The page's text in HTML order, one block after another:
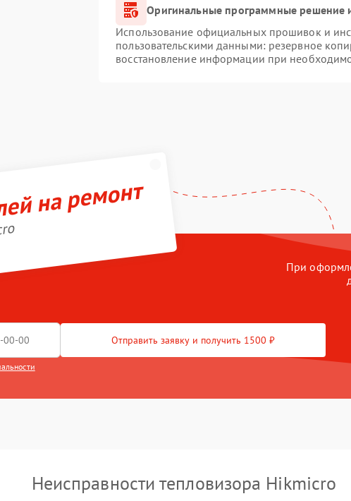
Оригинальные программные решение
Использование официальных прошивок и
пользовательскими данными: резервное
восстановление информации при
на ремонт
При
Отправить заявку и получить 1500 ₽
Неисправности тепловизора Hikmicro